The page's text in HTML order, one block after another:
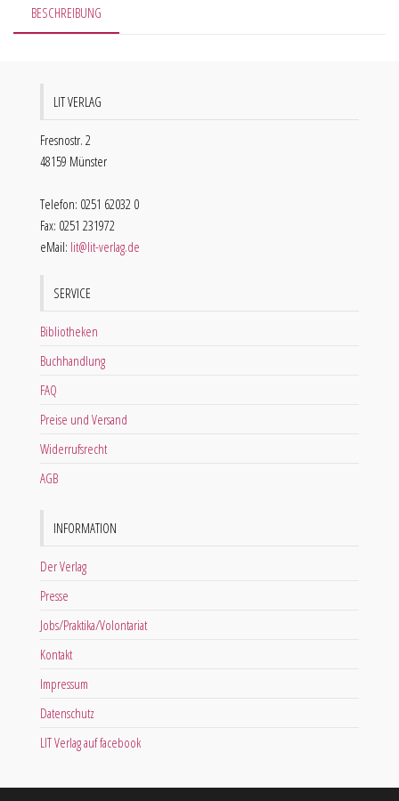
BESCHREIBUNG
LIT VERLAG
Fresnostr. 2
48159 Münster
Telefon: 0251 62032 0
Fax: 0251 231972
eMail: lit@lit-verlag.de
SERVICE
Bibliotheken
Buchhandlung
FAQ
Preise und Versand
Widerrufsrecht
AGB
INFORMATION
Der Verlag
Presse
Jobs/Praktika/Volontariat
Kontakt
Impressum
Datenschutz
LIT Verlag auf facebook